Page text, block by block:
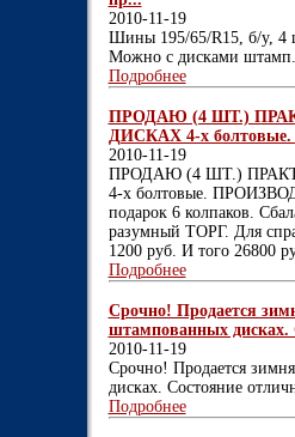
2010-11-19
Шины 195/65/R15, б/у, 4
Можно с дисками
Подробнее
ПРОДАЮ (4 ШТ.)
ДИСКАХ 4-х
2010-11-19
ПРОДАЮ (4 ШТ.)
4-х болтовые.
подарок 6 колпаков.
разумный ТОРГ. Для
1200 руб. И того 26800
Подробнее
Срочно! Продается
штампованных дисках.
2010-11-19
Срочно! Продается
дисках. Состояние
Подробнее